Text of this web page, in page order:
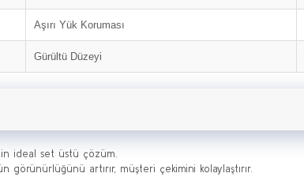
Aşırı Yük Koruması
Gürültü Düzeyi
ideal set üstü çözüm.
görünürlüğünü artırır, müşteri çekimini kolaylaştırır.